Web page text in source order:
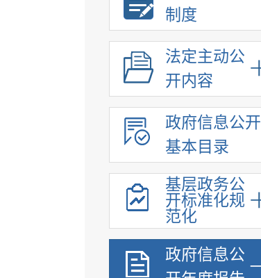
制度
法定主动公
开内容
政府信息公开
基本目录
基层政务公
开标准化规
范化
政府信息公